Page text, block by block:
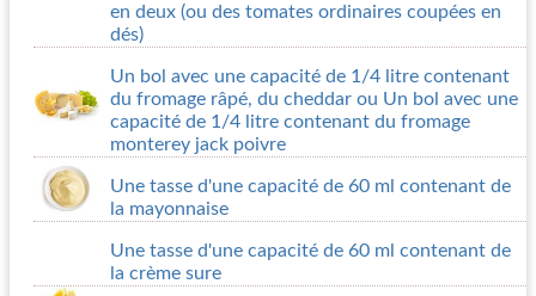
en deux (ou des tomates ordinaires coupées en
dés)
Un bol avec une capacité de 1/4 litre contenant
du fromage râpé, du cheddar ou Un bol avec une
capacité de 1/4 litre contenant du fromage
monterey jack poivre
Une tasse d'une capacité de 60 ml contenant de
la mayonnaise
Une tasse d'une capacité de 60 ml contenant de
la crème sure